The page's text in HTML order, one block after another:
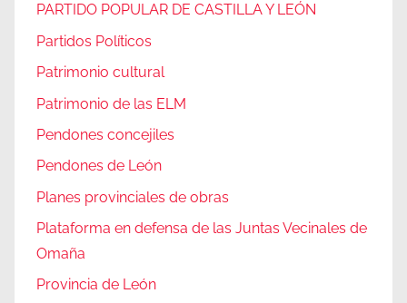
PARTIDO POPULAR DE CASTILLA Y LEÓN
Partidos Políticos
Patrimonio cultural
Patrimonio de las ELM
Pendones concejiles
Pendones de León
Planes provinciales de obras
Plataforma en defensa de las Juntas Vecinales de
Omaña
Provincia de León